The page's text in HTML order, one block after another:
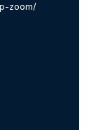
zoom/